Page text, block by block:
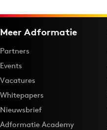
Meer Adformatie
Partners
Events
Vacatures
Whitepapers
Nieuwsbrief
Adformatie Academy